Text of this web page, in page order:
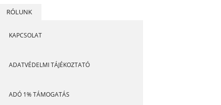
RÓLUNK
KAPCSOLAT
ADATVÉDELMI TÁJÉKOZTATÓ
ADÓ 1% TÁMOGATÁS